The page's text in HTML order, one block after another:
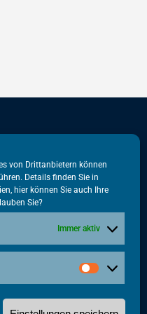
von Drittanbietern können
Details finden Sie in
, hier können Sie auch Ihre
Sie?
Immer aktiv
49-51
77